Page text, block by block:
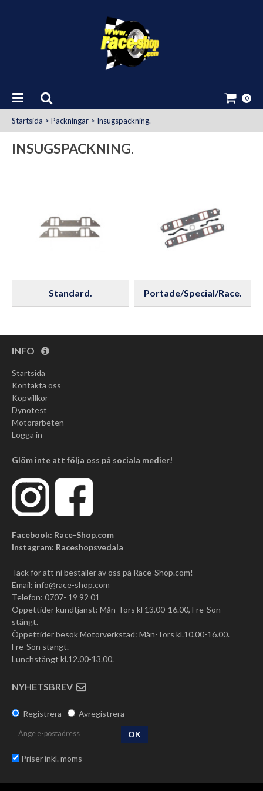
0
Startsida > Packningar > Insugspackning.
INSUGSPACKNING.
Standard. Portade/Special/Race.
INFO
Startsida
Kontakta oss
Köpvillkor
Dynotest
Motorarbeten
Logga in
Glöm inte att följa oss på sociala medier!
Facebook: Race-Shop.com
Instagram: Raceshopsvedala
Tack för att ni beställer av oss på Race-Shop.com!
Email: info@race-shop.com
Telefon: 0707- 19 92 01
Öppettider kundtjänst: Mån-Tors kl 13.00-16.00, Fre-Sön
stängt.
Öppettider besök Motorverkstad: Mån-Tors kl.10.00-16.00.
Fre-Sön stängt.
Lunchstängt kl.12.00-13.00.
NYHETSBREV
Registrera Avregistrera
OK
Priser inkl. moms